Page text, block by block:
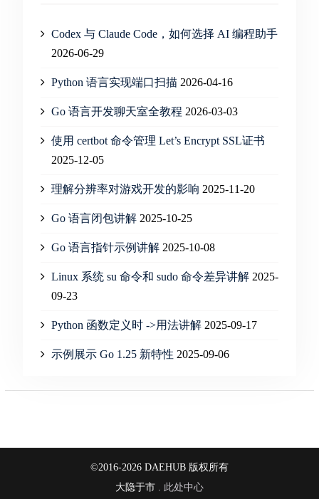
Codex 与 Claude Code，如何选择 AI 编程助手
2026-06-29
Python 语言实现端口扫描 2026-04-16
Go 语言开发聊天室全教程 2026-03-03
使用 certbot 命令管理 Let’s Encrypt SSL证书
2025-12-05
理解分辨率对游戏开发的影响 2025-11-20
Go 语言闭包讲解 2025-10-25
Go 语言指针示例讲解 2025-10-08
Linux 系统 su 命令和 sudo 命令差异讲解 2025-
09-23
Python 函数定义时 ->用法讲解 2025-09-17
示例展示 Go 1.25 新特性 2025-09-06
©2016-2026 DAEHUB 版权所有
大隐于市 . 此处中心